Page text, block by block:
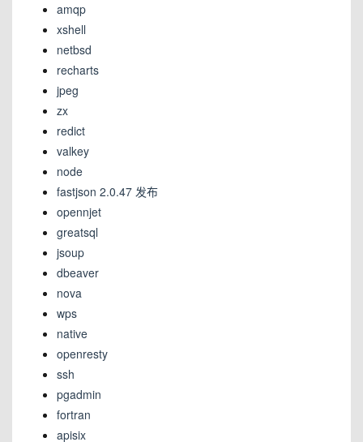
amqp
xshell
netbsd
recharts
jpeg
zx
redict
valkey
node
fastjson 2.0.47 发布
opennjet
greatsql
jsoup
dbeaver
nova
wps
native
openresty
ssh
pgadmin
fortran
apisix